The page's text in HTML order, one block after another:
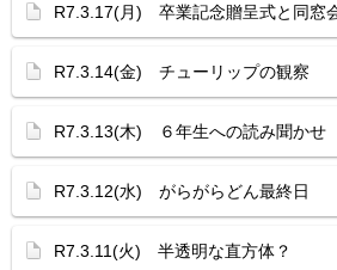
R7.3.17(月) 卒業記念贈呈式と同窓
R7.3.14(金) チューリップの観察
R7.3.13(木) ６年生への読み聞かせ
R7.3.12(水) がらがらどん最終日
R7.3.11(火) 半透明な直方体？